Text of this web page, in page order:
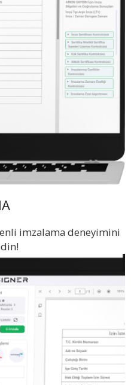
e-İmza çözümü
iş süreçlerinizi çok daha
getirebilirsiniz.
imzalama deneyimini